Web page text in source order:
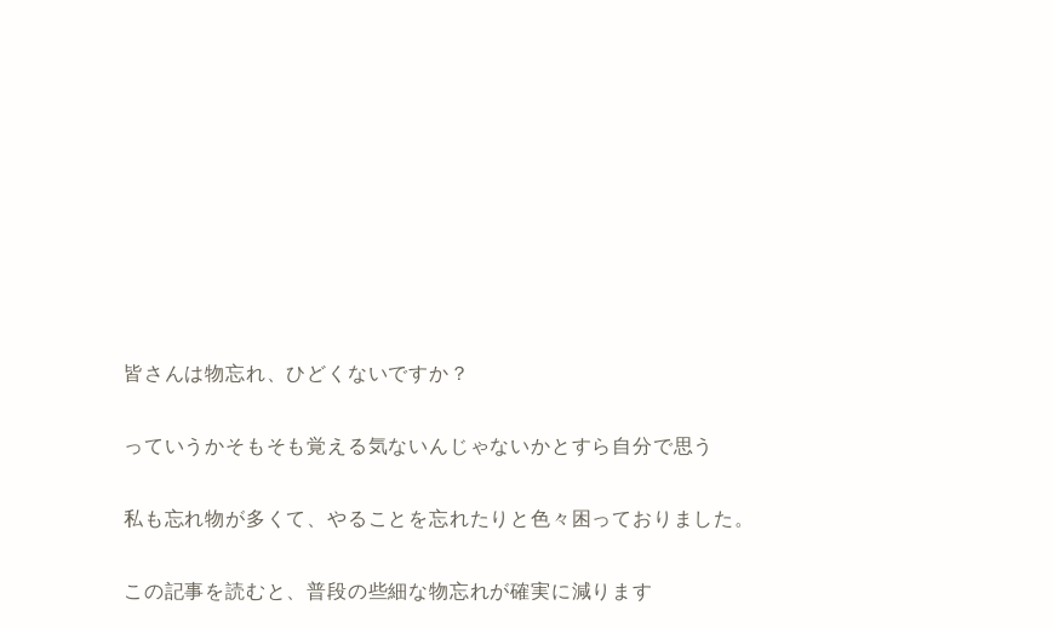
皆さんは物忘れ、ひどくないですか？
っていうかそもそも覚える気ないんじゃないかとすら自分で思う
私も忘れ物が多くて、やることを忘れたりと色々困っておりました。
この記事を読むと、普段の些細な物忘れが確実に減ります